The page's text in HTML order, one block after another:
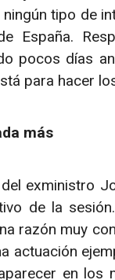
tipo de
España.
pocos días
para hacer
más
exministro
de la
razón muy
actuación
en los